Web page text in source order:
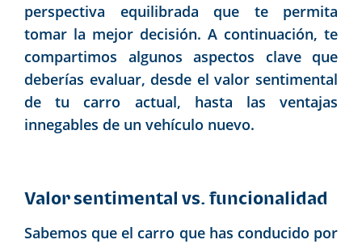
perspectiva equilibrada que te permita
tomar la mejor decisión. A continuación, te
compartimos algunos aspectos clave que
deberías evaluar, desde el valor sentimental
de tu carro actual, hasta las ventajas
innegables de un vehículo nuevo.
Valor sentimental vs. funcionalidad
Sabemos que el carro que has conducido por